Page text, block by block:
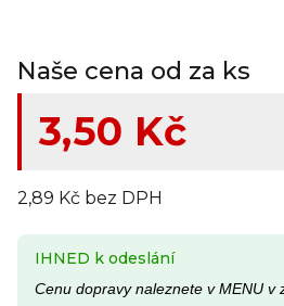
Naše cena od za ks
3,50 Kč
2,89 Kč bez DPH
IHNED k odeslání
Cenu dopravy naleznete v MENU v